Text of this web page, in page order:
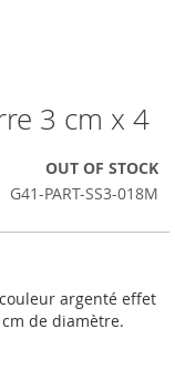
3 cm x 4
OUT OF STOCK
G41-PART-SS3-018M
argenté effet
de diamètre.